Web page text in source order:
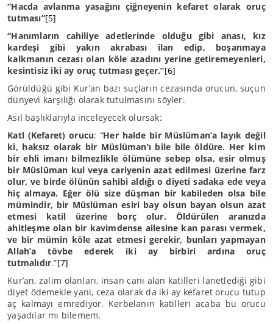
“Hacda avlanma yasağını çiğneyenin kefaret olarak oruç
tutması”[5]
“Hanımların cahiliye adetlerinde olduğu gibi anası, kız
kardeşi gibi yakın akrabası ilan edip, boşanmaya
kalkmanın cezası olan köle azadını yerine getiremeyenleri,
kesintisiz iki ay oruç tutması geçer.”[6]
Görüldüğü gibi Kur’an bazı suçların cezasında orucun, suçun
dünyevi karşılığı olarak tutulmasını söyler.
Asıl başlıklarıyla inceleyecek olursak:
Katl (Kefaret) orucu: “Her halde bir Müslüman’a layık değil
ki, haksız olarak bir Müslüman’ı bile bile öldüre. Her kim
bir ehli imanı bilmezlikle ölümüne sebep olsa, esir olmuş
bir Müslüman kul veya cariyenin azat edilmesi üzerine farz
olur, ve birde ölünün sahibi aldığı o diyeti sadaka ede veya
hiç almaya. Eğer ölü size düşman bir kabileden olsa bile
mümindir, bir Müslüman esiri bay olsun bayan olsun azat
etmesi katil üzerine borç olur. Öldürülen aranızda
ahitleşme olan bir kavimdense ailesine kan parası vermek,
ve bir mümin köle azat etmesi gerekir, bunları yapmayan
Allah’a tövbe ederek iki ay birbiri ardına oruç
tutmalıdır.”[7]
Kur’an, zalim olanları, insan canı alan katilleri lanetlediği gibi
diyet ödemekle yani, ceza olarak da iki ay kefaret orucu tutup
aç kalmayı emrediyor. Kerbelanın katilleri acaba bu orucu
yaşadılar mı bilemem.